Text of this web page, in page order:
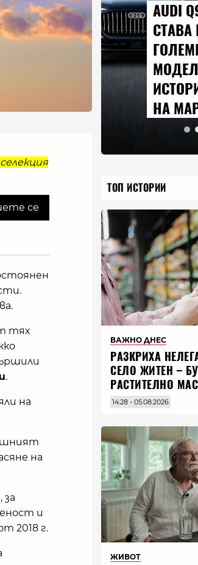
тях
.
на
на
за
и
2018 г.
AUDI
СТАВА
НА
ТОП ИСТОРИИ
ВАЖНО ДНЕС
РАЗКРИХА
СЕЛО ЖИТЕН –
РАСТИТЕЛНО
VIRGIN ЗЕХТИН
14:28 - 05.08.2026
ЖИВОТ